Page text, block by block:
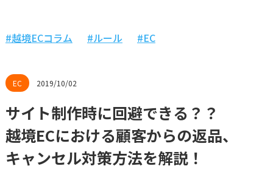
2019/10/02
越境ECコラム ルール EC
サイト制作時に回避できる？？
越境ECにおける顧客からの返品、
キャンセル対策方法を解説！